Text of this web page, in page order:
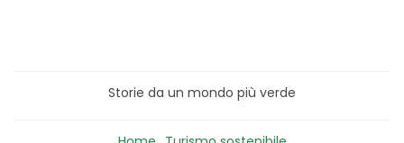
Storie da un mondo più verde